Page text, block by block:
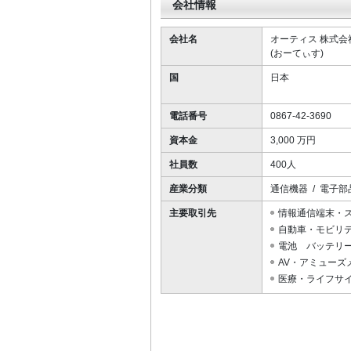
f
2
0
会社情報
会社名
オーティス 株式会
(おーてぃす)
国 日本
電話番号 0867-42-3690
資本金 3,000 万円
社員数 400人
産業分類 通信機器 / 電子部
主要取引先
情報通信端末・
自動車・モビリ
電池 バッテリ
AV・アミューズ
医療・ライフサ